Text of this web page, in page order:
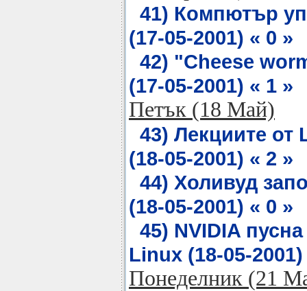
41) Компютър
(17-05-2001) « 0 »
42) "Cheese
(17-05-2001) « 1 »
Петък (18 Май)
43) Лекциите от
(18-05-2001) « 2 »
44) Холивуд
(18-05-2001) « 0 »
45) NVIDIA
Linux (18-05-2001)
Понеделник (21